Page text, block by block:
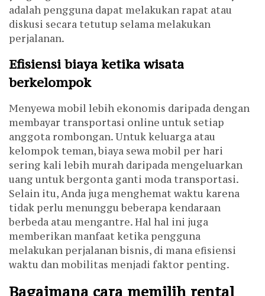
adalah pengguna dapat melakukan rapat atau
diskusi secara tetutup selama melakukan
perjalanan.
Efisiensi biaya ketika wisata
berkelompok
Menyewa mobil lebih ekonomis daripada dengan
membayar transportasi online untuk setiap
anggota rombongan. Untuk keluarga atau
kelompok teman, biaya sewa mobil per hari
sering kali lebih murah daripada mengeluarkan
uang untuk bergonta ganti moda transportasi.
Selain itu, Anda juga menghemat waktu karena
tidak perlu menunggu beberapa kendaraan
berbeda atau mengantre. Hal hal ini juga
memberikan manfaat ketika pengguna
melakukan perjalanan bisnis, di mana efisiensi
waktu dan mobilitas menjadi faktor penting.
Bagaimana cara memilih rental